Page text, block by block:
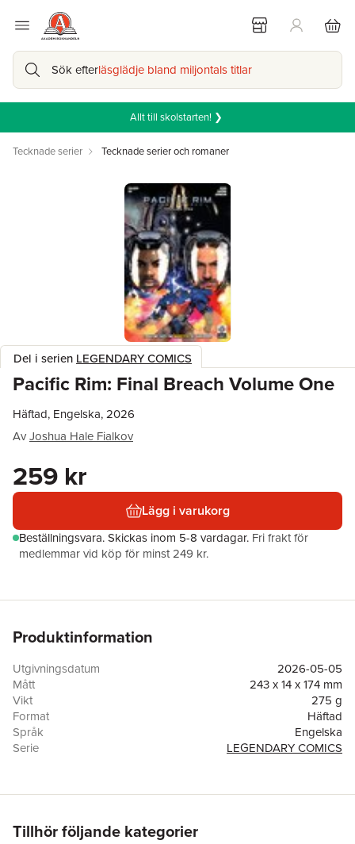
Sök efterläsglädje bland miljontals titlar
Allt till skolstarten! ❯
Tecknade serier Tecknade serier och romaner
Del i serien LEGENDARY COMICS
Pacific Rim: Final Breach Volume One
Häftad, Engelska, 2026
AvJoshua Hale Fialkov
259 kr
Lägg i varukorg
Beställningsvara.Skickas inom 5-8 vardagar. Fri frakt för
medlemmar vid köp för minst 249 kr.
Produktinformation
Utgivningsdatum
2026-05-05
Mått
243 x 14 x 174 mm
Vikt
275 g
Format
Häftad
Språk
Engelska
Serie
LEGENDARY COMICS
Illustratör
E.J. Su,Rebecca Good,E. J. Su
Tillhör följande kategorier